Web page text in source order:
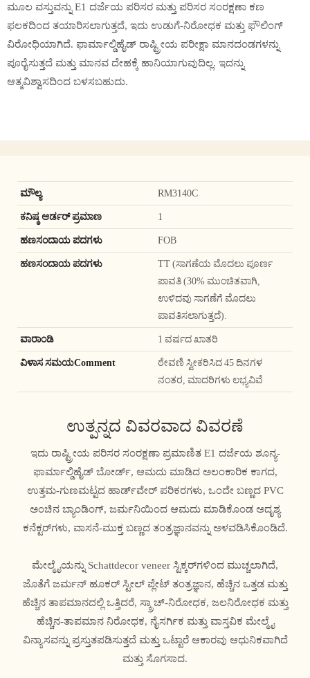
ಮೂಲ ವಸ್ತುವನ್ನು E1 ದರ್ಜೆಯ ಪರಿಸರ ಮತ್ತು ಪರಿಸರ ಸಂರಕ್ಷಣಾ ಕಣ
ಫಲಕದಿಂದ ತಯಾರಿಸಲಾಗುತ್ತದೆ, ಇದು ಉಡುಗೆ-ನಿರೋಧಕ ಮತ್ತು ಫೌಲಿಂಗ್
ವಿರೋಧಿಯಾಗಿದೆ. ಫಾರ್ಮಾಲ್ಡಿಹೈಡ್ ರಾಷ್ಟ್ರೀಯ ಪರೀಕ್ಷಾ ಮಾನದಂಡಗಳನ್ನು
ಪೂರೈಸುತ್ತದೆ ಮತ್ತು ಮಾನವ ದೇಹಕ್ಕೆ ಹಾನಿಯಾಗುವುದಿಲ್ಲ. ಇದನ್ನು
ಆತ್ಮವಿಶ್ವಾಸದಿಂದ ಬಳಸಬಹುದು.
ಮೌಲ್ಯ RM3140C
ಕನಿಷ್ಠ ಆರ್ಡರ್ ಪ್ರಮಾಣ 1
ಹಣಸಂದಾಯ ಪದಗಳು FOB
ಹಣಸಂದಾಯ ಪದಗಳು
TT (ಸಾಗಣೆಯ ಮೊದಲು ಪೂರ್ಣ
ಪಾವತಿ (30% ಮುಂಚಿತವಾಗಿ,
ಉಳಿದವು ಸಾಗಣೆಗೆ ಮೊದಲು
ಪಾವತಿಸಲಾಗುತ್ತದೆ).
ವಾರಾಂಡಿ 1 ವರ್ಷದ ಖಾತರಿ
ವಿಳಾಸ ಸಮಯComment
ಠೇವಣಿ ಸ್ವೀಕರಿಸಿದ 45 ದಿನಗಳ
ನಂತರ, ಮಾದರಿಗಳು ಲಭ್ಯವಿವೆ
ಉತ್ಪನ್ನದ ವಿವರವಾದ ವಿವರಣೆ
ಇದು ರಾಷ್ಟ್ರೀಯ ಪರಿಸರ ಸಂರಕ್ಷಣಾ ಪ್ರಮಾಣಿತ E1 ದರ್ಜೆಯ ಶೂನ್ಯ-
ಫಾರ್ಮಾಲ್ಡಿಹೈಡ್ ಬೋರ್ಡ್, ಆಮದು ಮಾಡಿದ ಅಲಂಕಾರಿಕ ಕಾಗದ,
ಉತ್ತಮ-ಗುಣಮಟ್ಟದ ಹಾರ್ಡ್‌ವೇರ್ ಪರಿಕರಗಳು, ಒಂದೇ ಬಣ್ಣದ PVC
ಅಂಚಿನ ಬ್ಯಾಂಡಿಂಗ್, ಜರ್ಮನಿಯಿಂದ ಆಮದು ಮಾಡಿಕೊಂಡ ಅದೃಶ್ಯ
ಕನೆಕ್ಟರ್‌ಗಳು, ವಾಸನೆ-ಮುಕ್ತ ಬಣ್ಣದ ತಂತ್ರಜ್ಞಾನವನ್ನು ಅಳವಡಿಸಿಕೊಂಡಿದೆ.
ಮೇಲ್ಮೈಯನ್ನು Schattdecor veneer ಸ್ಟಿಕ್ಕರ್‌ಗಳಿಂದ ಮುಚ್ಚಲಾಗಿದೆ,
ಜೊತೆಗೆ ಜರ್ಮನ್ ಹೂಕರ್ ಸ್ಟೀಲ್ ಪ್ಲೇಟ್ ತಂತ್ರಜ್ಞಾನ, ಹೆಚ್ಚಿನ ಒತ್ತಡ ಮತ್ತು
ಹೆಚ್ಚಿನ ತಾಪಮಾನದಲ್ಲಿ ಒತ್ತಿದರೆ, ಸ್ಕ್ರಾಚ್-ನಿರೋಧಕ, ಜಲನಿರೋಧಕ ಮತ್ತು
ಹೆಚ್ಚಿನ-ತಾಪಮಾನ ನಿರೋಧಕ, ನೈಸರ್ಗಿಕ ಮತ್ತು ವಾಸ್ತವಿಕ ಮೇಲ್ಮೈ
ವಿನ್ಯಾಸವನ್ನು ಪ್ರಸ್ತುತಪಡಿಸುತ್ತದೆ ಮತ್ತು ಒಟ್ಟಾರೆ ಆಕಾರವು ಆಧುನಿಕವಾಗಿದೆ
ಮತ್ತು ಸೊಗಸಾದ.